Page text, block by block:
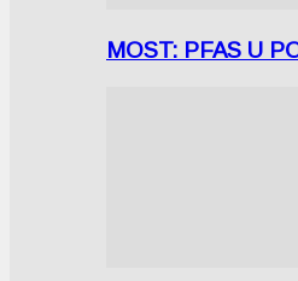
MOST: PFAS U